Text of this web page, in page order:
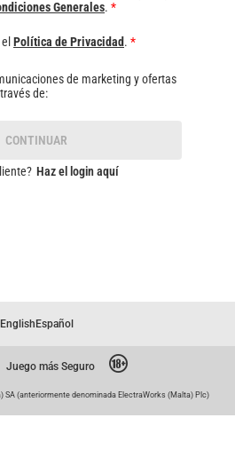
Generales. *
Política de Privacidad. *
de marketing y ofertas
de:
CONTINUAR
Haz el login aquí
English Español
Juego más Seguro
SA (anteriormente denominada ElectraWorks (Malta) Plc)